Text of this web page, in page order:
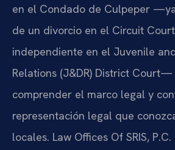
en el Condado de Culpeper
de un divorcio en el Circuit
independiente en el Juvenile
Relations (J&DR) District
comprender el marco legal y
representación legal que
locales. Law Offices Of SRIS,